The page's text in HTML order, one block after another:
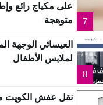
7
على مكياج رائع
متوهجة
8
العيسائي الوجهة
لملابس الأطفال
نقل عفش الكويت